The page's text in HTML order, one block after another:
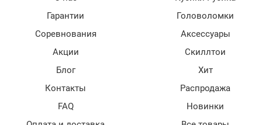
Гарантии
Соревнования
Акции
Блог
Контакты
FAQ
Головоломки
Аксессуары
Скиллтои
Хит
Распродажа
Новинки